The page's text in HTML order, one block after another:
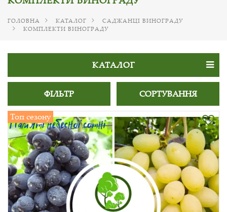
ГОЛОВНА КАТАЛОГ
САДЖАНЦІ ВИНОГРАДУ
КОМПЛЕКТИ ВИНОГРАДУ
КАТАЛОГ
ФІЛЬТР СОРТУВАННЯ
Топ сезону